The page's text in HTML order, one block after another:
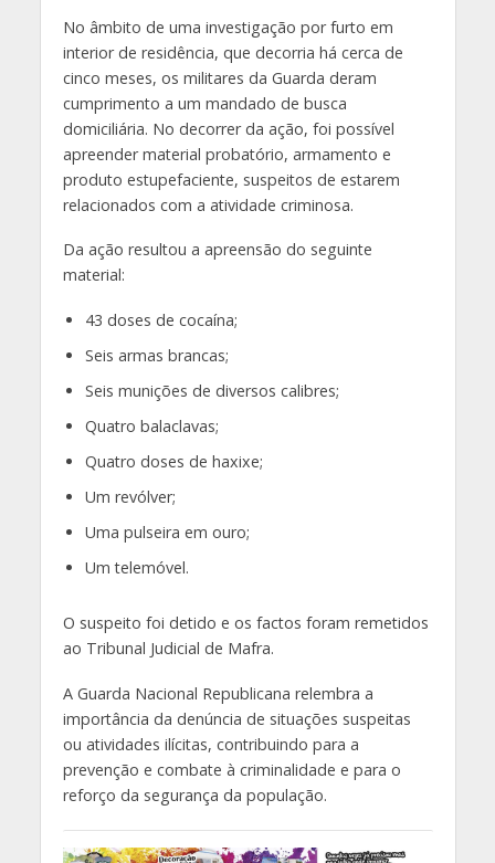
No âmbito de uma investigação por furto em
interior de residência, que decorria há cerca de
cinco meses, os militares da Guarda deram
cumprimento a um mandado de busca
domiciliária. No decorrer da ação, foi possível
apreender material probatório, armamento e
produto estupefaciente, suspeitos de estarem
relacionados com a atividade criminosa.
Da ação resultou a apreensão do seguinte
material:
43 doses de cocaína;
Seis armas brancas;
Seis munições de diversos calibres;
Quatro balaclavas;
Quatro doses de haxixe;
Um revólver;
Uma pulseira em ouro;
Um telemóvel.
O suspeito foi detido e os factos foram remetidos
ao Tribunal Judicial de Mafra.
A Guarda Nacional Republicana relembra a
importância da denúncia de situações suspeitas
ou atividades ilícitas, contribuindo para a
prevenção e combate à criminalidade e para o
reforço da segurança da população.